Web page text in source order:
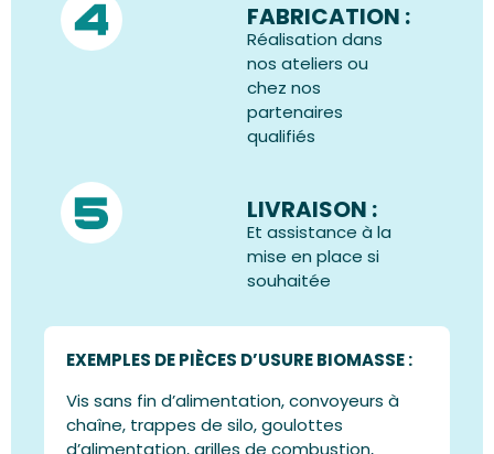
FABRICATION :
Réalisation dans
nos ateliers ou
chez nos
partenaires
qualifiés
LIVRAISON :
Et assistance à la
mise en place si
souhaitée
EXEMPLES DE PIÈCES D’USURE BIOMASSE :
Vis sans fin d’alimentation, convoyeurs à
chaîne, trappes de silo, goulottes
d’alimentation, grilles de combustion,